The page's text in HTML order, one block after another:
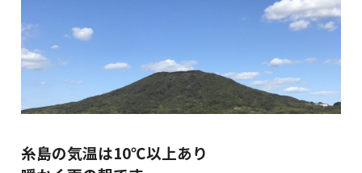
糸島の気温は10℃以上あり